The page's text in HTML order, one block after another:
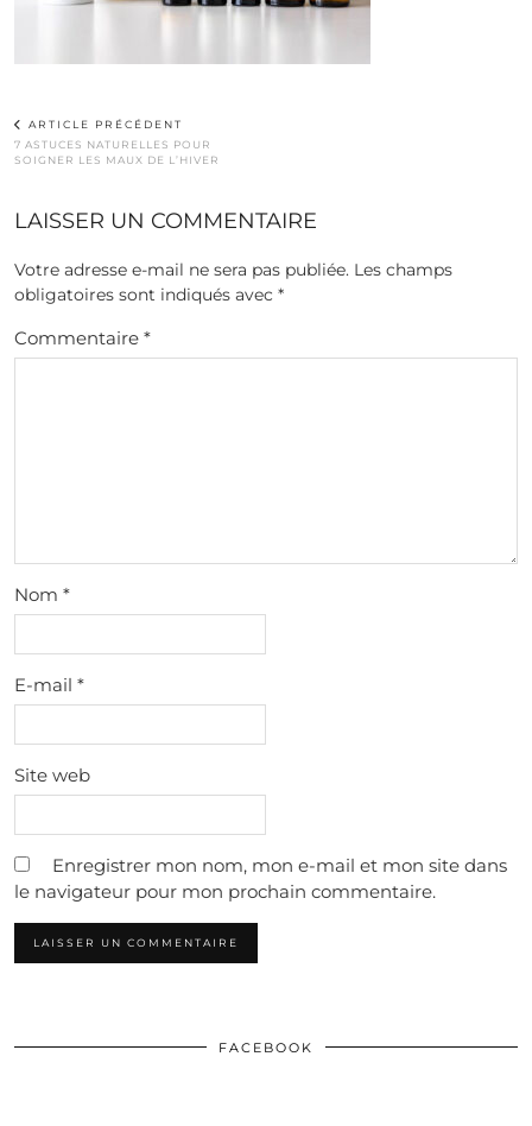
ARTICLE PRÉCÉDENT
7 ASTUCES NATURELLES POUR
SOIGNER LES MAUX DE L’HIVER
LAISSER UN COMMENTAIRE
Votre adresse e-mail ne sera pas publiée. Les champs
obligatoires sont indiqués avec *
Commentaire *
Nom *
E-mail *
Site web
Enregistrer mon nom, mon e-mail et mon site dans
le navigateur pour mon prochain commentaire.
FACEBOOK